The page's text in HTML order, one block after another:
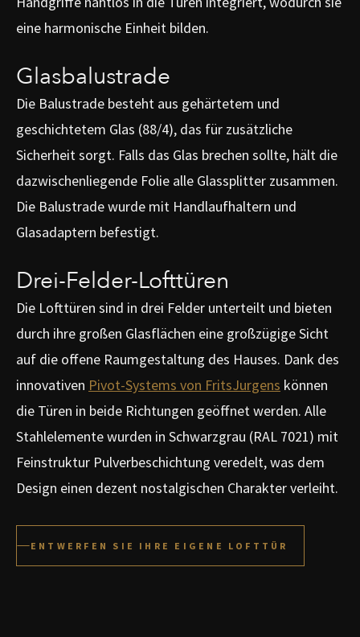
eine harmonische Einheit bilden.
Glasbalustrade
Die Balustrade besteht aus gehärtetem und
geschichtetem Glas (88/4), das für zusätzliche
Sicherheit sorgt. Falls das Glas brechen sollte, hält die
dazwischenliegende Folie alle Glassplitter zusammen.
Die Balustrade wurde mit Handlaufhaltern und
Glasadaptern befestigt.
Drei-Felder-Lofttüren
Die Lofttüren sind in drei Felder unterteilt und bieten
durch ihre großen Glasflächen eine großzügige Sicht
auf die offene Raumgestaltung des Hauses. Dank des
innovativen Pivot-Systems von FritsJurgens können
die Türen in beide Richtungen geöffnet werden. Alle
Stahlelemente wurden in Schwarzgrau (RAL 7021) mit
Feinstruktur Pulverbeschichtung veredelt, was dem
Design einen dezent nostalgischen Charakter verleiht.
ENTWERFEN SIE IHRE EIGENE LOFTTÜR